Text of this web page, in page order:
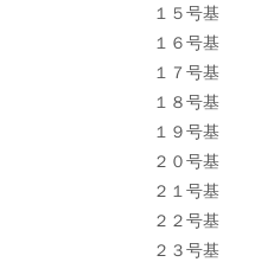
１５号基
１６号基
１７号基
１８号基
１９号基
２０号基
２１号基
２２号基
２３号基